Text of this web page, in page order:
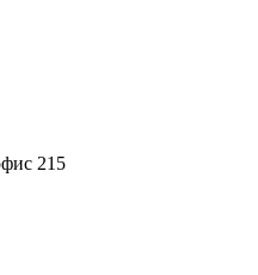
215